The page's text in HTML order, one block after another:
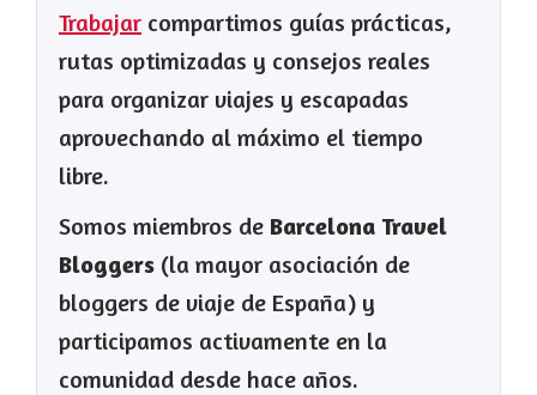
Trabajar compartimos guías prácticas,
rutas optimizadas y consejos reales
para organizar viajes y escapadas
aprovechando al máximo el tiempo
libre.
Somos miembros de Barcelona Travel
Bloggers (la mayor asociación de
bloggers de viaje de España) y
participamos activamente en la
comunidad desde hace años.